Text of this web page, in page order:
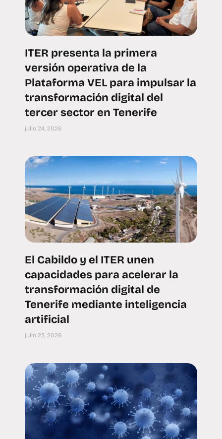
ITER presenta la primera
versión operativa de la
Plataforma VEL para impulsar la
transformación digital del
tercer sector en Tenerife
julio 24, 2026
El Cabildo y el ITER unen
capacidades para acelerar la
transformación digital de
Tenerife mediante inteligencia
artificial
julio 23, 2026